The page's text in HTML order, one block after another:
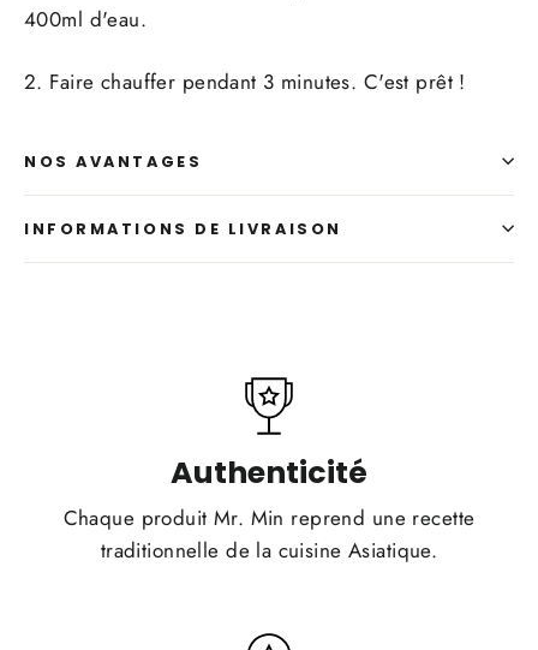
400ml d'eau.
2. Faire chauffer pendant 3 minutes. C'est prêt !
NOS AVANTAGES
INFORMATIONS DE LIVRAISON
Authenticité
Chaque produit Mr. Min reprend une recette
traditionnelle de la cuisine Asiatique.